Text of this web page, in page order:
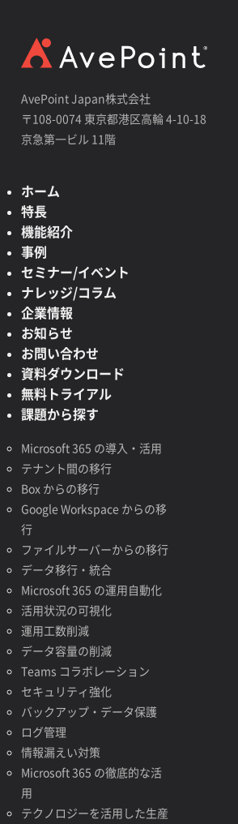
AvePoint Japan株式会社
〒108-0074 東京都港区高輪 4-10-18
京急第一ビル 11階
ホーム
特長
機能紹介
事例
セミナー/イベント
ナレッジ/コラム
企業情報
お知らせ
お問い合わせ
資料ダウンロード
無料トライアル
課題から探す
Microsoft 365 の導入・活用
テナント間の移行
Box からの移行
Google Workspace からの移
行
ファイルサーバーからの移行
データ移行・統合
Microsoft 365 の運用自動化
活用状況の可視化
運用工数削減
データ容量の削減
Teams コラボレーション
セキュリティ強化
バックアップ・データ保護
ログ管理
情報漏えい対策
Microsoft 365 の徹底的な活
用
テクノロジーを活用した生産